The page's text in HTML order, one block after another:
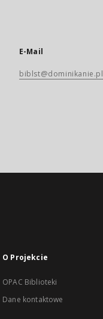
E-Mail
biblst@dominikanie.pl
O Projekcie
OPAC Biblioteki
Dane kontaktowe